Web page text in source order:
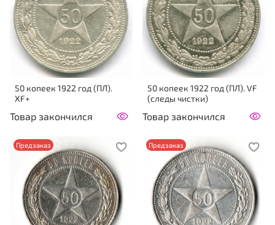
50 копеек 1922 год (ПЛ).
XF+
Товар закончился
50 копеек 1922 год (ПЛ). VF
(следы чистки)
Товар закончился
Предзаказ Предзаказ